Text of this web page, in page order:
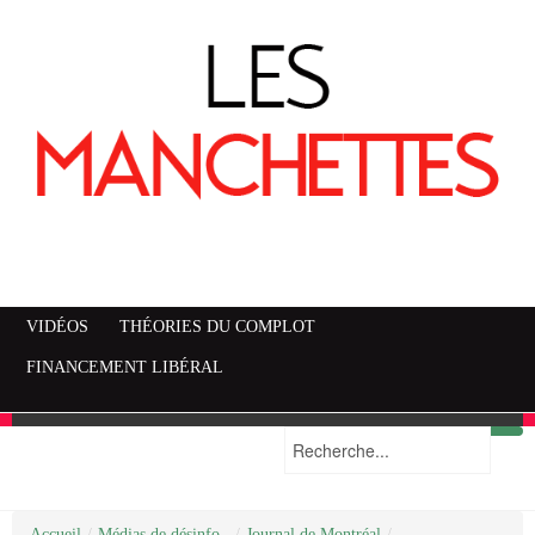
VIDÉOS THÉORIES DU COMPLOT
FINANCEMENT LIBÉRAL